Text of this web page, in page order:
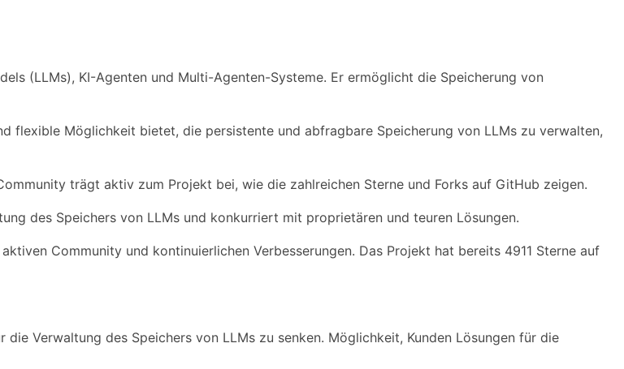
(LLMs), KI-Agenten und Multi-Agenten-Systeme. Er ermöglicht die Speicherung von
flexible Möglichkeit bietet, die persistente und abfragbare Speicherung von LLMs zu verwalten,
trägt aktiv zum Projekt bei, wie die zahlreichen Sterne und Forks auf GitHub zeigen.
des Speichers von LLMs und konkurriert mit proprietären und teuren Lösungen.
Community und kontinuierlichen Verbesserungen. Das Projekt hat bereits 4911 Sterne auf
Verwaltung des Speichers von LLMs zu senken. Möglichkeit, Kunden Lösungen für die